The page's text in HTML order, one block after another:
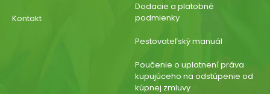
Kontakt
Dodacie a platobné
podmienky
Pestovateľský manuál
Poučenie o uplatnení práva
kupujúceho na odstúpenie od
kúpnej zmluvy